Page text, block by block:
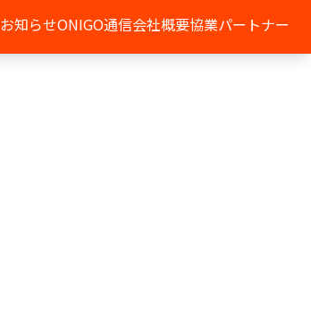
お知らせONIGO通信会社概要協業パートナー